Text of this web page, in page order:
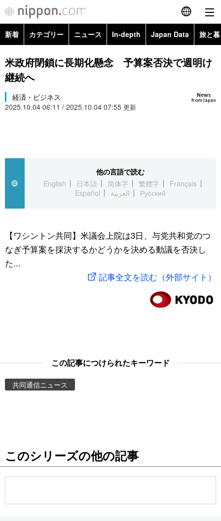
English
简体字
Русский
カテゴリー
国際
社会
文化
科学・技術
アーカイブ
Japan Data
旅と暮らし
動画/Live
Books
People
公式SNS
新着 カテゴリー ニュース In-depth Japan Data 旅と
政治・外交
経済・ビジネス
国際・海外
文化
科学・技術
暮らし
スポーツ・東京2020
Topics
米政府閉鎖に長期化懸念 予算案否決で週明け
継続へ
News
from Japan
経済・ビジネス
2025.10.04 06:11 / 2025.10.04 07:55 更新
他の言語で読む
English
日本語 简体字 繁體字
Français
Español
العربية Русский
【ワシントン共同】米議会上院は3日、与党共和党のつ
なぎ予算案を採決するかどうかを決める動議を否決し
た...
記事全文を読む（外部サイト）
この記事につけられたキーワード
共同通信ニュース
このシリーズの他の記事